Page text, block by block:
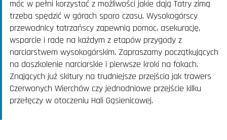
móc w pełni korzystać z możliwości jakie dają Tatry zimą
trzeba spędzić w górach sporo czasu. Wysokogórscy
przewodnicy tatrzańscy zapewnią pomoc, asekurację,
wsparcie i radę na każdym z etapów przygody z
narciarstwem wysokogórskim. Zapraszamy początkujących
na doszkolenie narciarskie i pierwsze kroki na fokach.
Znających już skitury na trudniejsze przejścia jak trawers
Czerwonych Wierchów czy jednodniowe przejście kilku
przełęczy w otoczeniu Hali Gąsienicowej.